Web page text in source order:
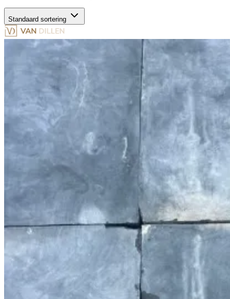
Standaard sortering